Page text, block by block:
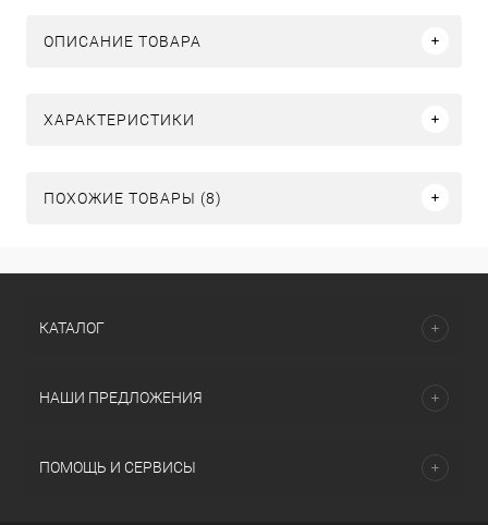
ОПИСАНИЕ ТОВАРА
ХАРАКТЕРИСТИКИ
ПОХОЖИЕ ТОВАРЫ (8)
КАТАЛОГ
НАШИ ПРЕДЛОЖЕНИЯ
ПОМОЩЬ И СЕРВИСЫ